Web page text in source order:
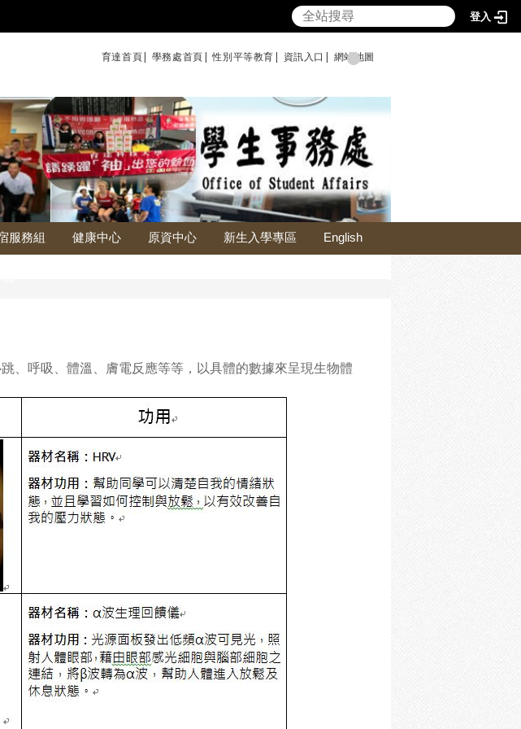
登入
育達首頁| 學務處首頁| 性別平等教育 | 資訊入口| 網站地圖
服務組 健康中心 原資中心 新生入學專區 English
、呼吸、體溫、膚電反應等等，以具體的數據來呈現生物體